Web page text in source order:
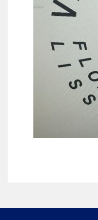
Financieel contactpersoon
Wie doet wat
VOLG ONS OP: